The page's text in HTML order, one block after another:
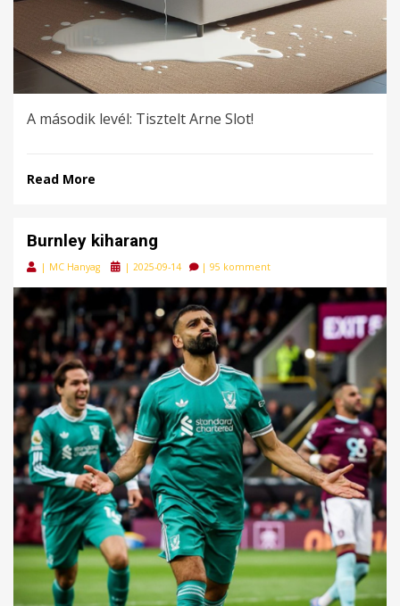
A második levél: Tisztelt Arne Slot!
Read More
Burnley kiharang
| MC Hanyag
Posted
| 2025-09-14 | 95 komment